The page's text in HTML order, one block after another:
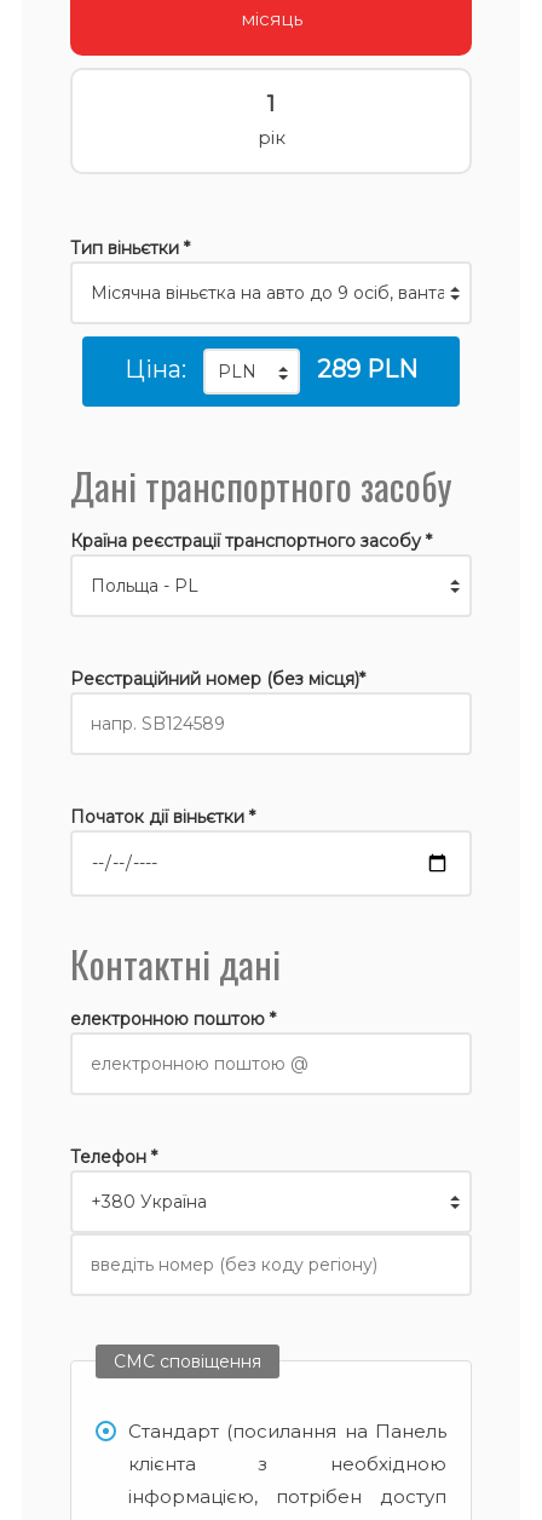
місяць
1
рік
Тип віньєтки *
Ціна: 289 PLN
Дані транспортного засобу
Країна реєстрації транспортного засобу *
Реєстраційний номер (без місця)*
Початок дії віньєтки *
Контактні дані
електронною поштою *
Телефон *
СМС сповіщення
Стандарт (посилання на Панель
клієнта з необхідною
інформацією, потрібен доступ